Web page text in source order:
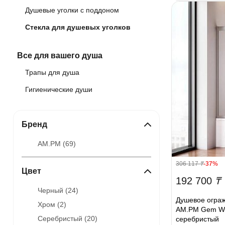
Душевые уголки с поддоном
Стекла для душевых уголков
Все для вашего душа
Трапы для душа
Гигиенические души
Бренд
AM.PM (69)
Цвет
Черный (24)
Хром (2)
Серебристый (20)
306 117₸-37%
192 700 ₸
Душевое
AM.PM Gem
серебристый